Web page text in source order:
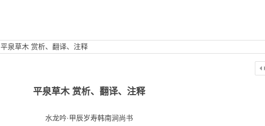
平泉草木 赏析、翻译、注释
平泉草木 赏析、翻译、注释
水龙吟·甲辰岁寿韩南涧尚书